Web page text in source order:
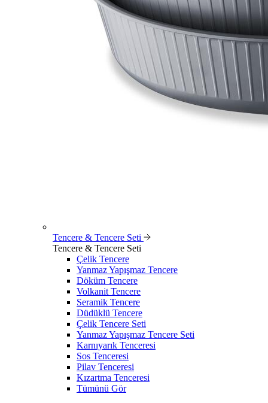
Tencere & Tencere Seti
Tencere & Tencere Seti
Çelik Tencere
Yanmaz Yapışmaz Tencere
Döküm Tencere
Volkanit Tencere
Seramik Tencere
Düdüklü Tencere
Çelik Tencere Seti
Yanmaz Yapışmaz Tencere Seti
Karnıyarık Tenceresi
Sos Tenceresi
Pilav Tenceresi
Kızartma Tenceresi
Tümünü Gör